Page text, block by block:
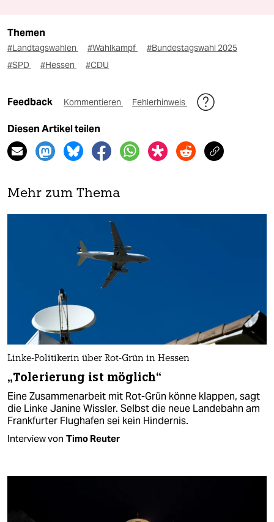
Themen
#Landtagswahlen #Wahlkampf
#Bundestagswahl 2025
#SPD
#Hessen #CDU
Feedback Kommentieren Fehlerhinweis
Diesen Artikel teilen
Mehr zum Thema
Linke-Politikerin über Rot-Grün in Hessen
„Tolerierung ist möglich“
Eine Zusammenarbeit mit Rot-Grün könne klappen, sagt
die Linke Janine Wissler. Selbst die neue Landebahn am
Frankfurter Flughafen sei kein Hindernis.
Interview von Timo Reuter